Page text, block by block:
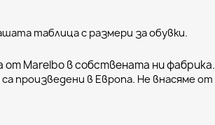
таблица с размери за обувки.
от Marelbo в собствената ни фабрика.
произведени в Европа. Не внасяме от